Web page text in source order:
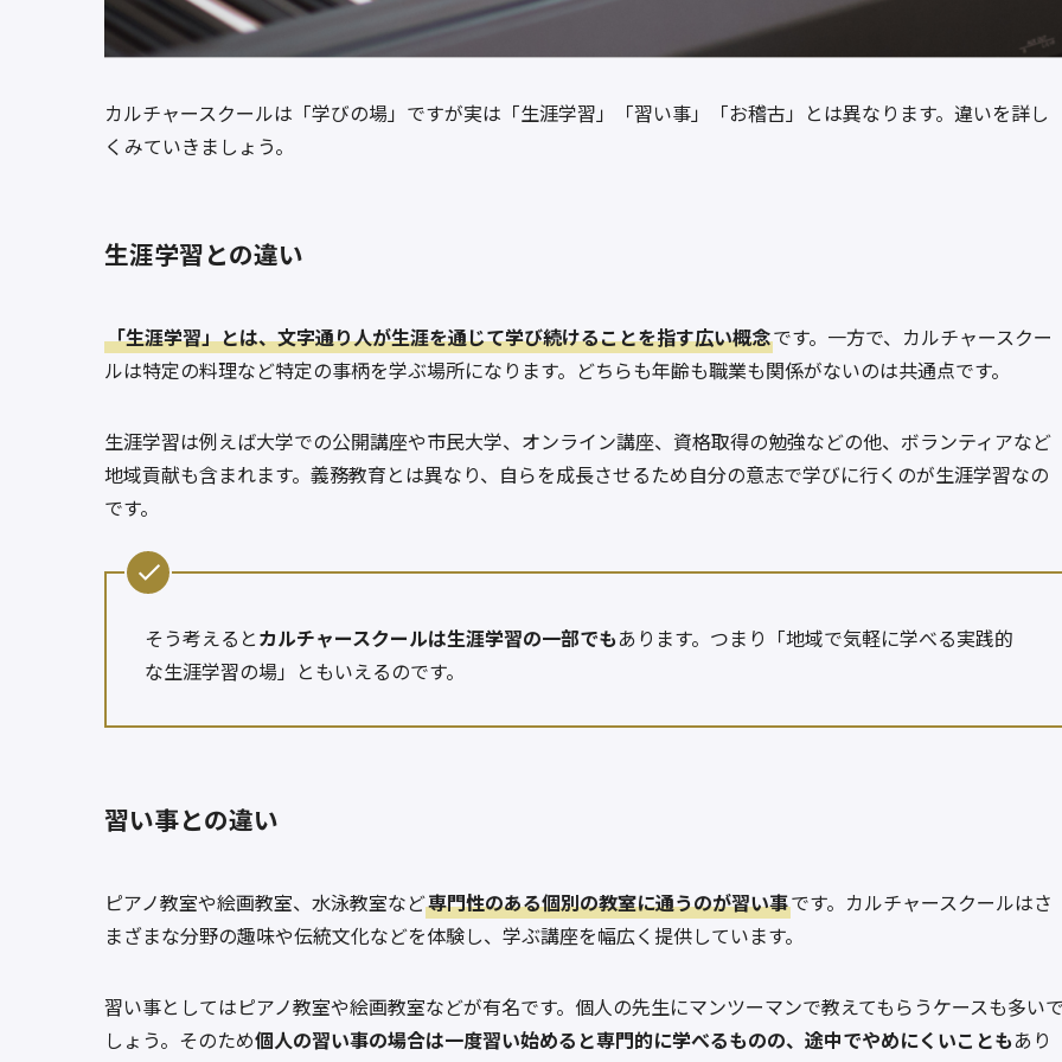
カルチャースクールは「学びの場」ですが実は「生涯学習」「習い事」「お稽古」とは異なります。違いを詳し
くみていきましょう。
生涯学習との違い
「生涯学習」とは、文字通り人が生涯を通じて学び続けることを指す広い概念です。一方で、カルチャースクー
ルは特定の料理など特定の事柄を学ぶ場所になります。どちらも年齢も職業も関係がないのは共通点です。
生涯学習は例えば大学での公開講座や市民大学、オンライン講座、資格取得の勉強などの他、ボランティアなど
地域貢献も含まれます。義務教育とは異なり、自らを成長させるため自分の意志で学びに行くのが生涯学習なの
です。
そう考えるとカルチャースクールは生涯学習の一部でもあります。つまり「地域で気軽に学べる実践的
な生涯学習の場」ともいえるのです。
習い事との違い
ピアノ教室や絵画教室、水泳教室など専門性のある個別の教室に通うのが習い事です。カルチャースクールはさ
まざまな分野の趣味や伝統文化などを体験し、学ぶ講座を幅広く提供しています。
習い事としてはピアノ教室や絵画教室などが有名です。個人の先生にマンツーマンで教えてもらうケースも多い
しょう。そのため個人の習い事の場合は一度習い始めると専門的に学べるものの、途中でやめにくいこともあり